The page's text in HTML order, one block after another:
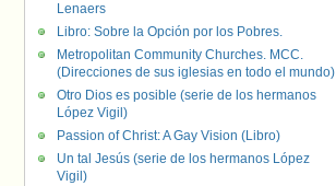
Lenaers
Libro: Sobre la Opción por los Pobres.
Metropolitan Community Churches. MCC.
(Direcciones de sus iglesias en todo el mundo)
Otro Dios es posible (serie de los hermanos
López Vigil)
Passion of Christ: A Gay Vision (Libro)
Un tal Jesús (serie de los hermanos López
Vigil)